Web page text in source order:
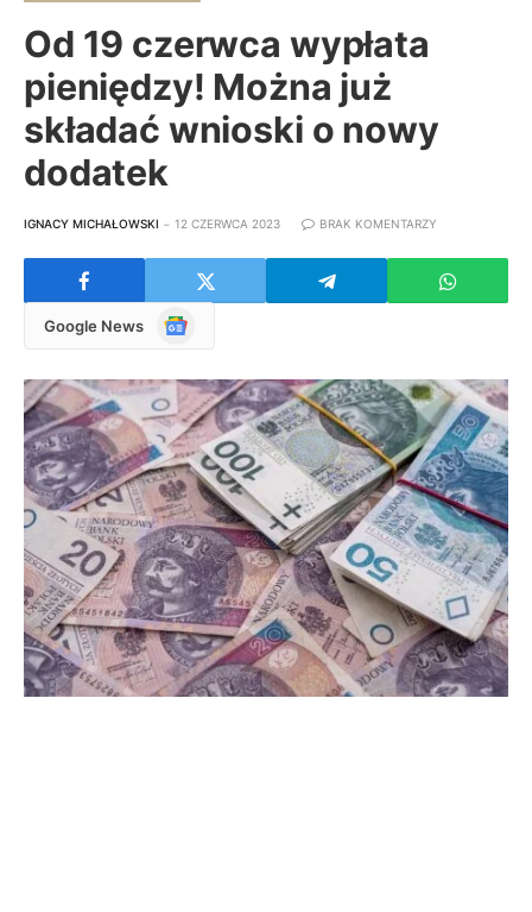
Od 19 czerwca wypłata
pieniędzy! Można już
składać wnioski o nowy
dodatek
IGNACY MICHAŁOWSKI 12 CZERWCA 2023 BRAK KOMENTARZY
Google News
Google